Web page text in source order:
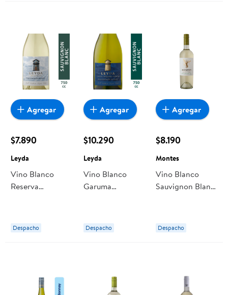
$7.890
Leyda
Vino Blanco
Reserva
Leyda
Despacho
Agregar
$10.290
Leyda
Vino Blanco
Garuma
Leyda
Despacho
Agregar
$8.190
Montes
Vino Blanco
Sauvignon Blanc
Despacho
Agregar